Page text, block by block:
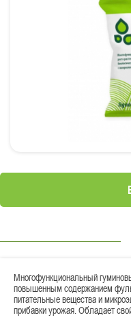
Многофункциональный
повышенным содержанием
питательные вещества и
прибавки урожая. Обладает